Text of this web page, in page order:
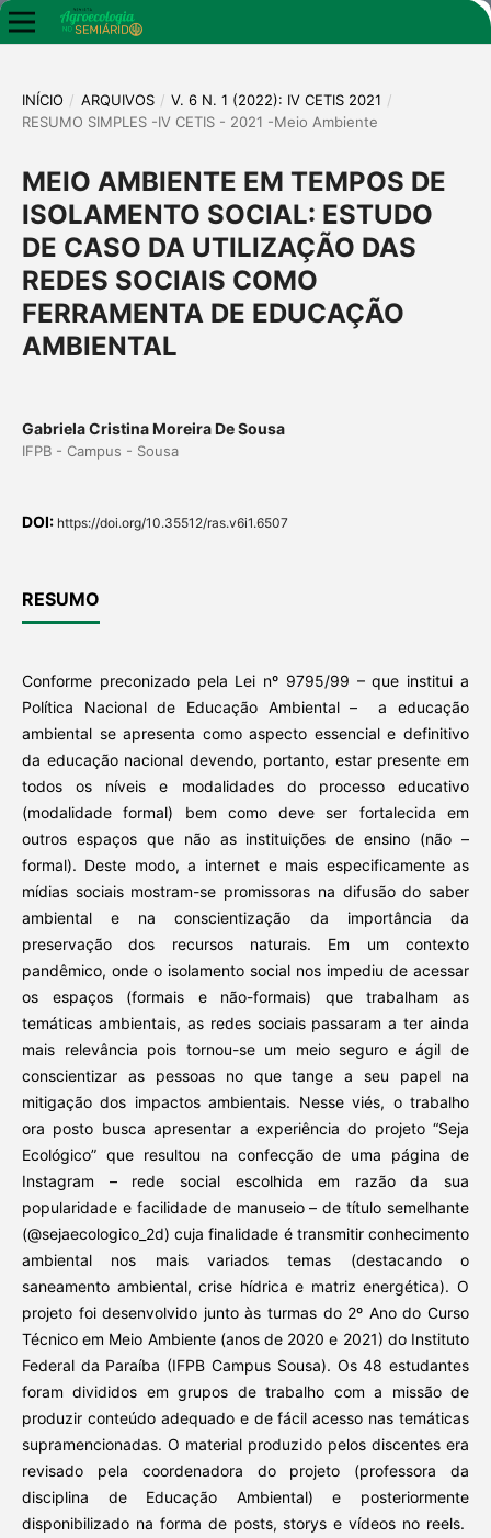
INÍCIO / ARQUIVOS / V. 6 N. 1 (2022): IV CETIS 2021 /
RESUMO SIMPLES -IV CETIS - 2021 -Meio Ambiente
MEIO AMBIENTE EM TEMPOS DE
ISOLAMENTO SOCIAL: ESTUDO
DE CASO DA UTILIZAÇÃO DAS
REDES SOCIAIS COMO
FERRAMENTA DE EDUCAÇÃO
AMBIENTAL
Gabriela Cristina Moreira De Sousa
IFPB - Campus - Sousa
DOI: https://doi.org/10.35512/ras.v6i1.6507
RESUMO
Conforme preconizado pela Lei nº 9795/99 – que institui a
Política Nacional de Educação Ambiental – a educação
ambiental se apresenta como aspecto essencial e definitivo
da educação nacional devendo, portanto, estar presente em
todos os níveis e modalidades do processo educativo
(modalidade formal) bem como deve ser fortalecida em
outros espaços que não as instituições de ensino (não –
formal). Deste modo, a internet e mais especificamente as
mídias sociais mostram-se promissoras na difusão do saber
ambiental e na conscientização da importância da
preservação dos recursos naturais. Em um contexto
pandêmico, onde o isolamento social nos impediu de acessar
os espaços (formais e não-formais) que trabalham as
temáticas ambientais, as redes sociais passaram a ter ainda
mais relevância pois tornou-se um meio seguro e ágil de
conscientizar as pessoas no que tange a seu papel na
mitigação dos impactos ambientais. Nesse viés, o trabalho
ora posto busca apresentar a experiência do projeto “Seja
Ecológico” que resultou na confecção de uma página de
Instagram – rede social escolhida em razão da sua
popularidade e facilidade de manuseio – de título semelhante
(@sejaecologico_2d) cuja finalidade é transmitir conhecimento
ambiental nos mais variados temas (destacando o
saneamento ambiental, crise hídrica e matriz energética). O
projeto foi desenvolvido junto às turmas do 2º Ano do Curso
Técnico em Meio Ambiente (anos de 2020 e 2021) do Instituto
Federal da Paraíba (IFPB Campus Sousa). Os 48 estudantes
foram divididos em grupos de trabalho com a missão de
produzir conteúdo adequado e de fácil acesso nas temáticas
supramencionadas. O material produzido pelos discentes era
revisado pela coordenadora do projeto (professora da
disciplina de Educação Ambiental) e posteriormente
disponibilizado na forma de posts, storys e vídeos no reels.